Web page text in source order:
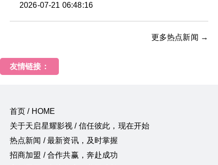
2026-07-21 06:48:16
更多热点新闻 →
友情链接：
首页 / HOME
关于天启星耀影视 / 信任彼此，现在开始
热点新闻 / 最新资讯，及时掌握
招商加盟 / 合作共赢，奔赴成功